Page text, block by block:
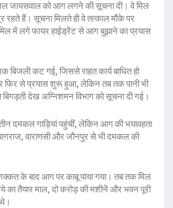
जायसवाल को आग लगने की सूचना दी। वे मिल
रहते हैं। सूचना मिलते ही वे तत्काल मौके पर
मिल में लगे फायर हाईड्रेंट से आग बुझाने का प्रयास
कट गई, जिससे राहत कार्य बाधित हो
फिर से प्रयास शुरू हुआ, लेकिन तब तक पानी भी
बिगड़ती देख अग्निशमन विभाग को सूचना दी गई।
दमकल गाड़ियां पहुंचीं, लेकिन आग की भयावहता
वाराणसी और जौनपुर से भी दमकल की
के बाद आग पर काबू पाया गया। तब तक मिल
का तैयार माल, दो करोड़ की मशीनें और भवन पूरी